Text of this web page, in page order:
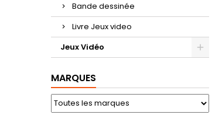
Bande dessinée
Livre Jeux video
Jeux Vidéo
MARQUES